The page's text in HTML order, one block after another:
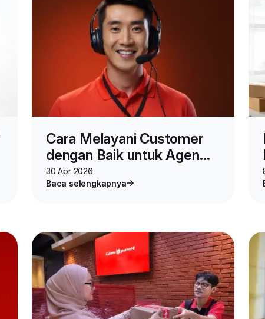
Cara Melayani Customer
dengan Baik untuk Agen
Lion Parcel
30 Apr 2026
Baca selengkapnya